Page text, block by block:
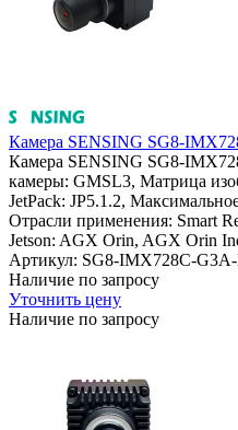
Камера SENSING SG8-
Камера SENSING SG8-
камеры: GMSL3, Матрица
JetPack: JP5.1.2,
Отрасли применения: Smart
Jetson: AGX Orin, AGX Orin
Артикул: SG8-IMX728C-
Наличие по запросу
Уточнить цену
Наличие по запросу